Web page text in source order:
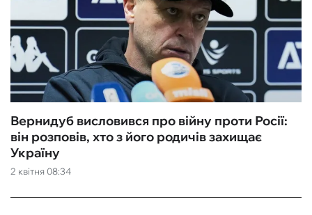
2 квітня 08:34
Вернидуб висловився про війну проти Росії:
він розповів, хто з його родичів захищає
Україну